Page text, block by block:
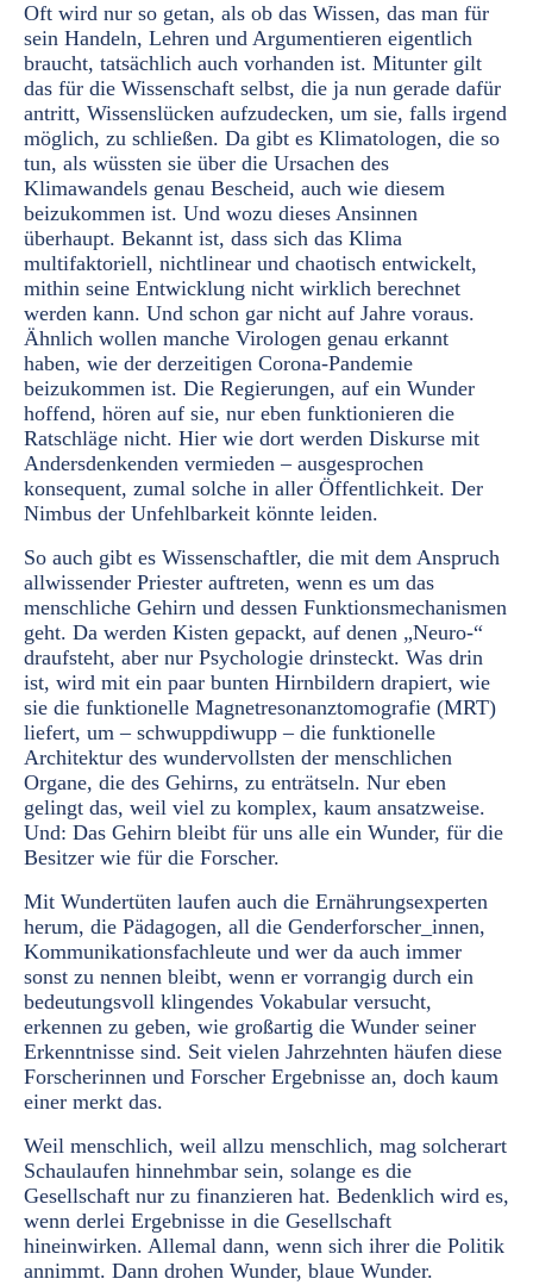
Oft wird nur so getan, als ob das Wissen, das man für
sein Handeln, Lehren und Argumentieren eigentlich
braucht, tatsächlich auch vorhanden ist. Mitunter gilt
das für die Wissenschaft selbst, die ja nun gerade dafür
antritt, Wissenslücken aufzudecken, um sie, falls irgend
möglich, zu schließen. Da gibt es Klimatologen, die so
tun, als wüssten sie über die Ursachen des
Klimawandels genau Bescheid, auch wie diesem
beizukommen ist. Und wozu dieses Ansinnen
überhaupt. Bekannt ist, dass sich das Klima
multifaktoriell, nichtlinear und chaotisch entwickelt,
mithin seine Entwicklung nicht wirklich berechnet
werden kann. Und schon gar nicht auf Jahre voraus.
Ähnlich wollen manche Virologen genau erkannt
haben, wie der derzeitigen Corona-Pandemie
beizukommen ist. Die Regierungen, auf ein Wunder
hoffend, hören auf sie, nur eben funktionieren die
Ratschläge nicht. Hier wie dort werden Diskurse mit
Andersdenkenden vermieden – ausgesprochen
konsequent, zumal solche in aller Öffentlichkeit. Der
Nimbus der Unfehlbarkeit könnte leiden.
So auch gibt es Wissenschaftler, die mit dem Anspruch
allwissender Priester auftreten, wenn es um das
menschliche Gehirn und dessen Funktionsmechanismen
geht. Da werden Kisten gepackt, auf denen „Neuro-“
draufsteht, aber nur Psychologie drinsteckt. Was drin
ist, wird mit ein paar bunten Hirnbildern drapiert, wie
sie die funktionelle Magnetresonanztomografie (MRT)
liefert, um – schwuppdiwupp – die funktionelle
Architektur des wundervollsten der menschlichen
Organe, die des Gehirns, zu enträtseln. Nur eben
gelingt das, weil viel zu komplex, kaum ansatzweise.
Und: Das Gehirn bleibt für uns alle ein Wunder, für die
Besitzer wie für die Forscher.
Mit Wundertüten laufen auch die Ernährungsexperten
herum, die Pädagogen, all die Genderforscher_innen,
Kommunikationsfachleute und wer da auch immer
sonst zu nennen bleibt, wenn er vorrangig durch ein
bedeutungsvoll klingendes Vokabular versucht,
erkennen zu geben, wie großartig die Wunder seiner
Erkenntnisse sind. Seit vielen Jahrzehnten häufen diese
Forscherinnen und Forscher Ergebnisse an, doch kaum
einer merkt das.
Weil menschlich, weil allzu menschlich, mag solcherart
Schaulaufen hinnehmbar sein, solange es die
Gesellschaft nur zu finanzieren hat. Bedenklich wird es,
wenn derlei Ergebnisse in die Gesellschaft
hineinwirken. Allemal dann, wenn sich ihrer die Politik
annimmt. Dann drohen Wunder, blaue Wunder.